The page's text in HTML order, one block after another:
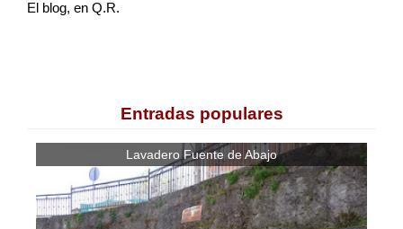
El blog, en Q.R.
Entradas populares
Lavadero Fuente de Abajo